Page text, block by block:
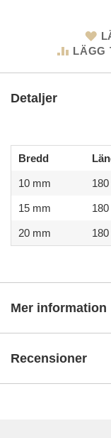
LÄGG
Detaljer
Bredd
10 mm
15 mm
20 mm
Mer information
Recensioner